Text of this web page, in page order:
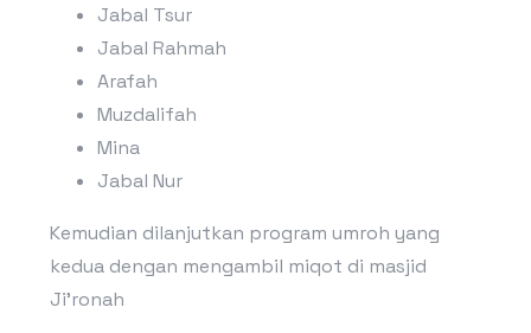
Jabal Tsur
Jabal Rahmah
Arafah
Muzdalifah
Mina
Jabal Nur
Kemudian dilanjutkan program umroh yang
kedua dengan mengambil miqot di masjid
Ji’ronah